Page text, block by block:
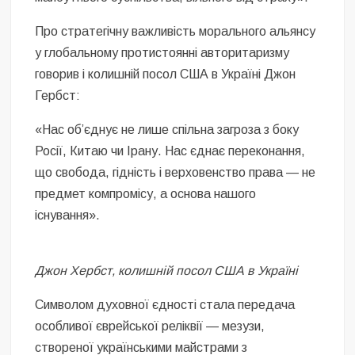
Про стратегічну важливість морального альянсу
у глобальному протистоянні авторитаризму
говорив і колишній посол США в Україні Джон
Гербст:
«Нас об’єднує не лише спільна загроза з боку
Росії, Китаю чи Ірану. Нас єднає переконання,
що свобода, гідність і верховенство права — не
предмет компромісу, а основа нашого
існування».
Джон Хербст, колишній посол США в Україні
Символом духовної єдності стала передача
особливої єврейської реліквії — мезузи,
створеної українськими майстрами з